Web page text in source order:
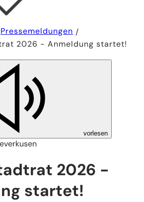
Pressemeldungen
2026 - Anmeldung startet!
vorlesen
2026 -
startet!